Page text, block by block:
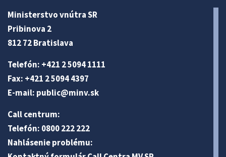
Ministerstvo vnútra SR
Pribinova 2
812 72 Bratislava
Telefón: +421 2 5094 1111
Fax: +421 2 5094 4397
E-mail: public@minv.sk
Call centrum:
Telefón: 0800 222 222
Nahlásenie problému: